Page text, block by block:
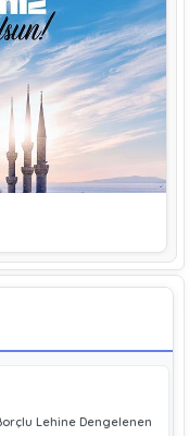
Lehine Dengelenen